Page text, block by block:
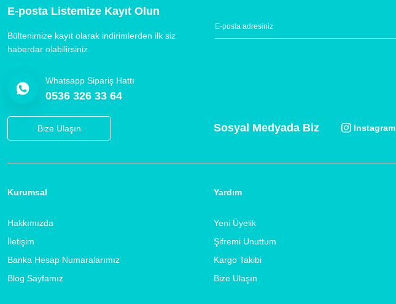
E-posta Listemize Kayıt Olun
Bültenimize kayıt olarak indirimlerden ilk siz
haberdar olabilirsiniz.
Whatsapp Sipariş Hattı
0536 326 33 64
Bize Ulaşın Sosyal Medyada Biz Instagram
Kurumsal
Hakkımızda
İletişim
Banka Hesap Numaralarımız
Blog Sayfamız
Yardım
Yeni Üyelik
Şifremi Unuttum
Kargo Takibi
Bize Ulaşın